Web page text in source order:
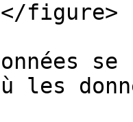
figure>
les